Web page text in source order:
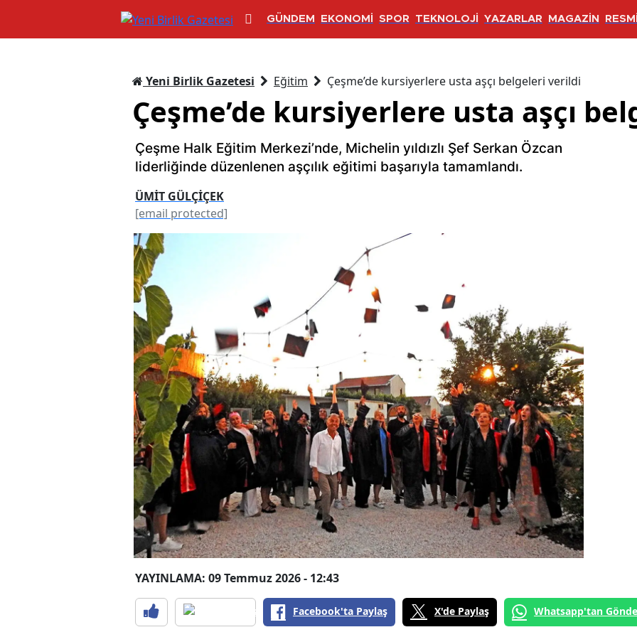
GÜNDEM EKONOMİ SPOR TEKNOLOJİ YAZARLAR MAGAZİN
Yeni Birlik Gazetesi Eğitim Çeşme’de kursiyerlere usta aşçı belgeleri verildi
Çeşme’de kursiyerlere usta aşçı
Çeşme Halk Eğitim Merkezi’nde, Michelin yıldızlı Şef Serkan Özcan
liderliğinde düzenlenen aşçılık eğitimi başarıyla tamamlandı.
ÜMİT GÜLÇİÇEK
[email protected]
YAYINLAMA: 09 Temmuz 2026 - 12:43
Facebook'ta Paylaş X'de Paylaş Whatsapp'tan